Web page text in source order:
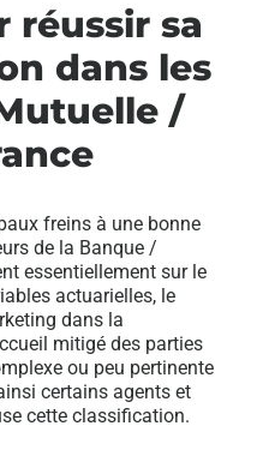
réussir sa
dans les
/
freins à une bonne
de la Banque /
essentiellement sur le
actuarielles, le
dans la
mitigé des parties
ou peu pertinente
certains agents et
cette classification.